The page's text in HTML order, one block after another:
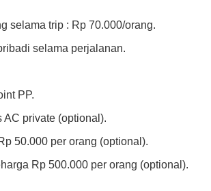
selama trip : Rp 70.000/orang.
selama perjalanan.
PP.
AC private (optional).
50.000 per orang (optional).
Rp 500.000 per orang (optional).